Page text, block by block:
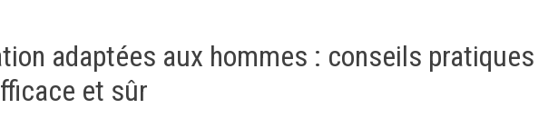
adaptées aux hommes : conseils pratiques
et sûr